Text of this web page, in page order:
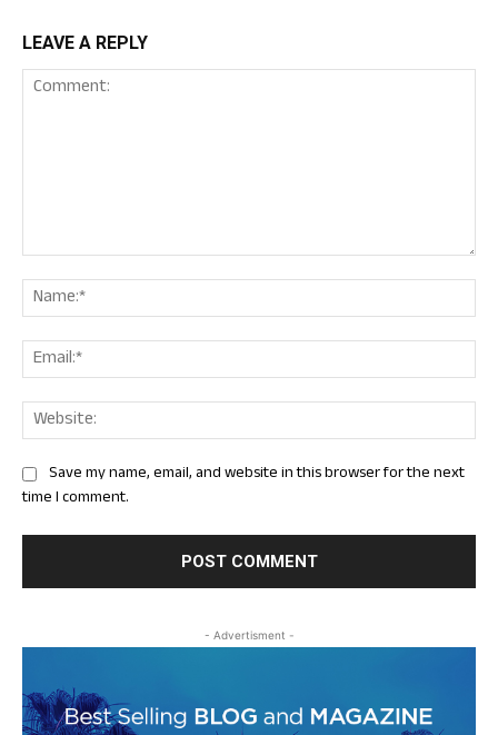
LEAVE A REPLY
Save my name, email, and website in this browser for the next
time I comment.
- Advertisment -